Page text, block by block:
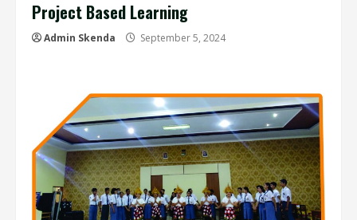
Project Based Learning
Admin Skenda September 5, 2024